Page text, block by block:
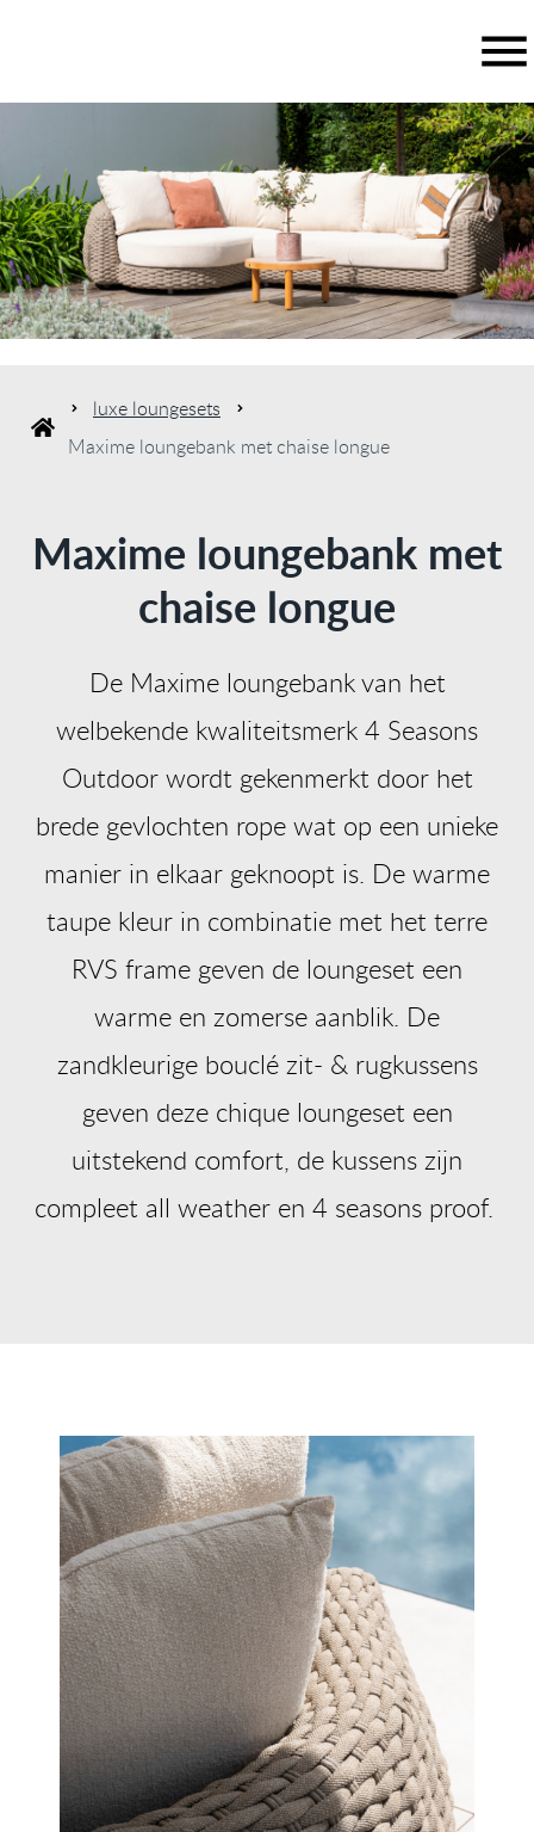
luxe loungesets
Maxime loungebank met chaise longue
Maxime loungebank met
chaise longue
De Maxime loungebank van het
welbekende kwaliteitsmerk 4 Seasons
Outdoor wordt gekenmerkt door het
brede gevlochten rope wat op een unieke
manier in elkaar geknoopt is. De warme
taupe kleur in combinatie met het terre
RVS frame geven de loungeset een
warme en zomerse aanblik. De
zandkleurige bouclé zit- & rugkussens
geven deze chique loungeset een
uitstekend comfort, de kussens zijn
compleet all weather en 4 seasons proof.